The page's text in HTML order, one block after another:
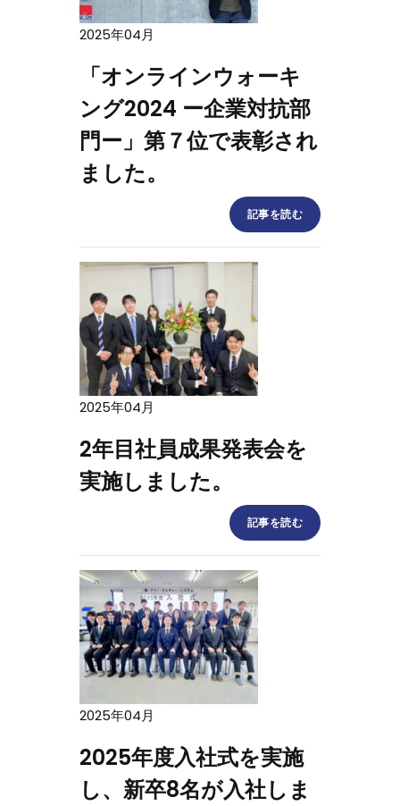
2025年04月
「オンラインウォーキ
ング2024 ー企業対抗部
門ー」第７位で表彰され
ました。
記事を読む
2025年04月
2年目社員成果発表会を
実施しました。
記事を読む
2025年04月
2025年度入社式を実施
し、新卒8名が入社しま